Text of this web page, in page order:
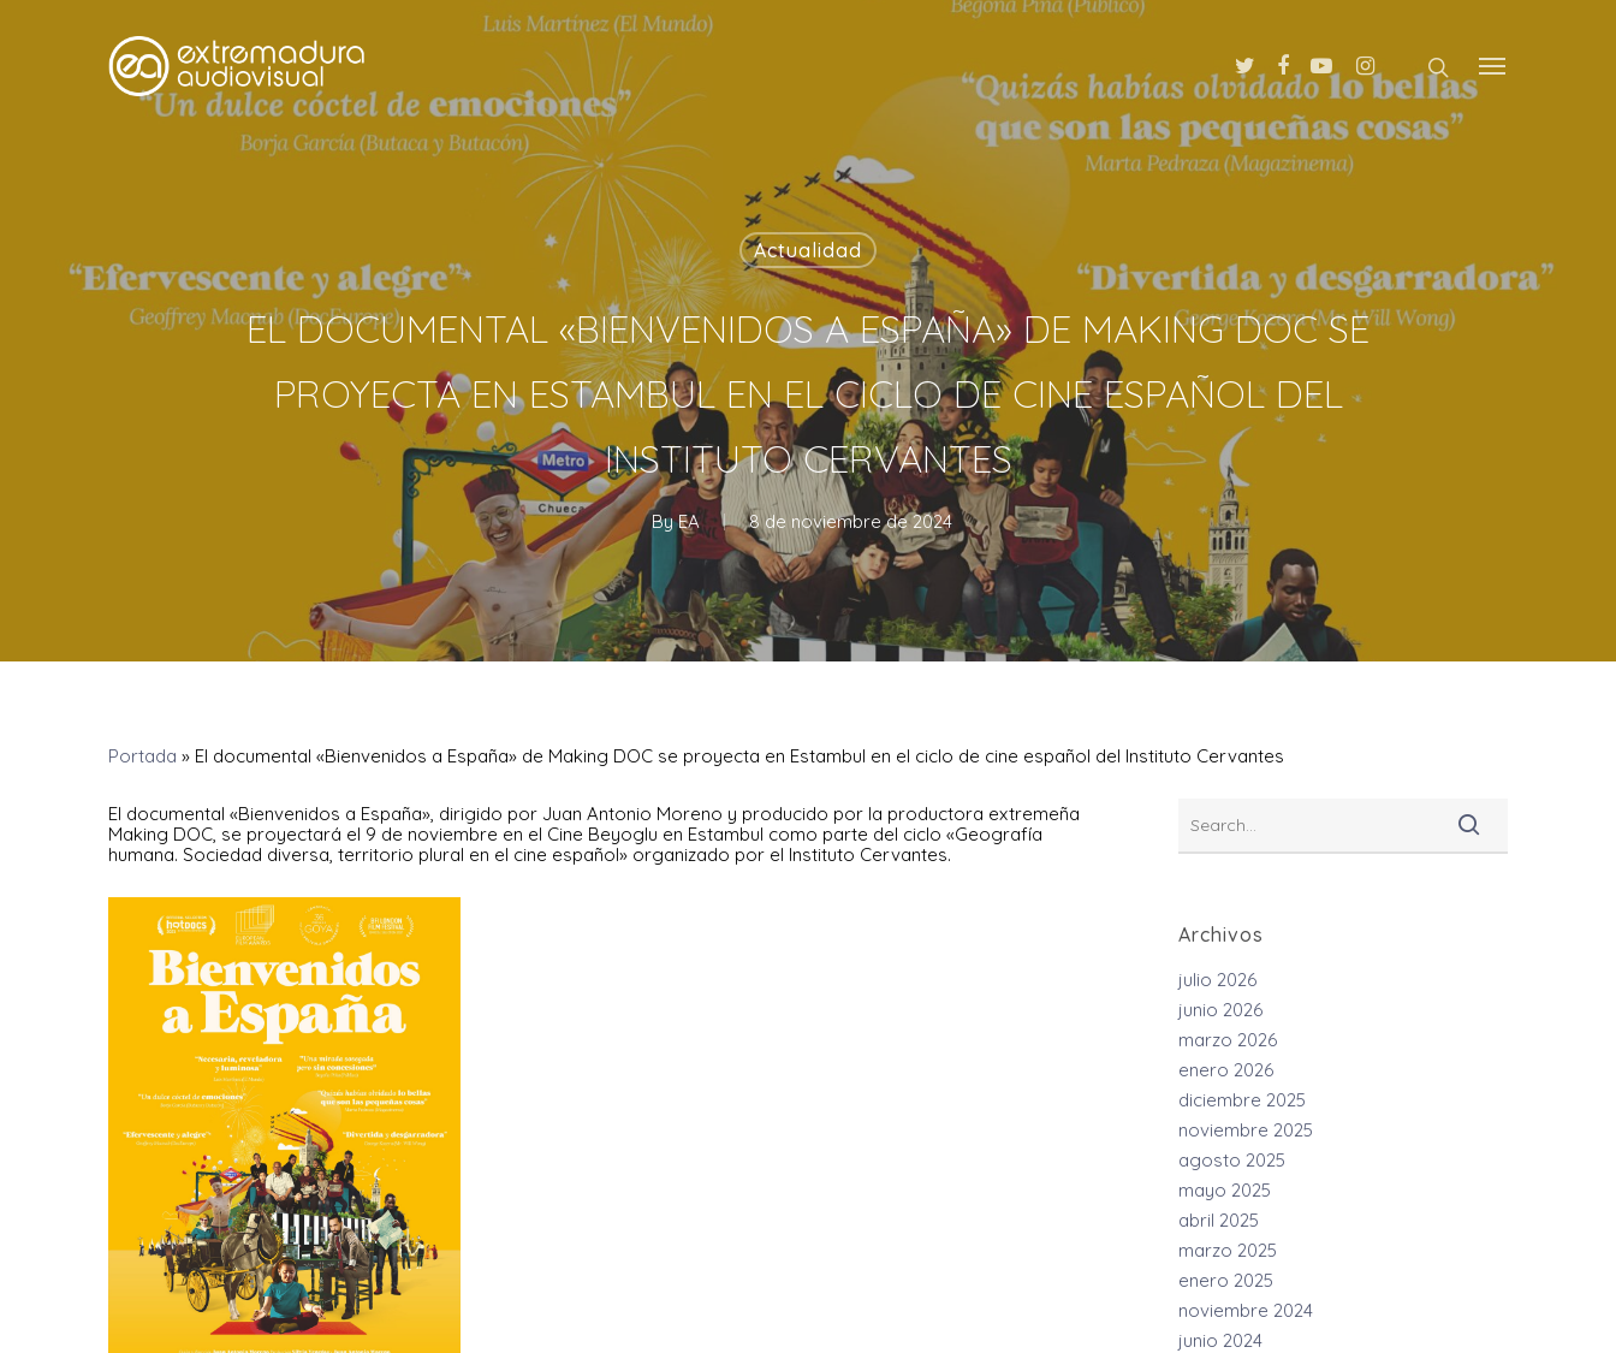
Actualidad
EL DOCUMENTAL «BIENVENIDOS A ESPAÑA» DE MAKING DOC SE
PROYECTA EN ESTAMBUL EN EL CICLO DE CINE ESPAÑOL DEL
INSTITUTO CERVANTES
ByEA 8 de noviembre de 2024
Portada » El documental «Bienvenidos a España» de Making DOC se proyecta en Estambul en el ciclo de cine español del Instituto Cervantes
El documental «Bienvenidos a España», dirigido por Juan Antonio Moreno y producido por la productora extremeña
Making DOC, se proyectará el 9 de noviembre en el Cine Beyoglu en Estambul como parte del ciclo «Geografía
humana. Sociedad diversa, territorio plural en el cine español» organizado por el Instituto Cervantes.
Archivos
julio 2026
junio 2026
marzo 2026
enero 2026
diciembre 2025
noviembre 2025
agosto 2025
mayo 2025
abril 2025
marzo 2025
enero 2025
noviembre 2024
junio 2024